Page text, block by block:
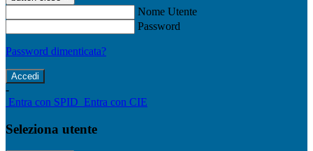
Nome Utente
Password
Password dimenticata?
-
Entra con SPID Entra con CIE
Seleziona utente